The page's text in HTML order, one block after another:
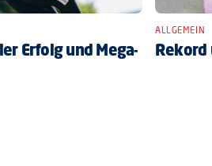
Erfolg und Mega-
ALLGEMEIN
Rekord